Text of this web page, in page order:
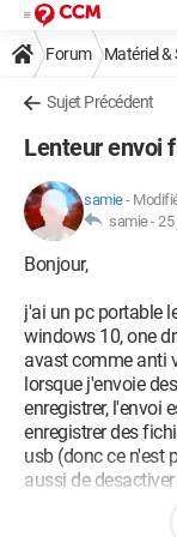
Forum Matériel &
Sujet Précédent
Lenteur envoi
samie-
samie -25
Bonjour,
j'ai un pc portable
windows 10, one
avast comme anti
lorsque j'envoie
enregistrer, l'envoi
enregistrer des
usb (donc ce n'est
aussi de
mon pc et les